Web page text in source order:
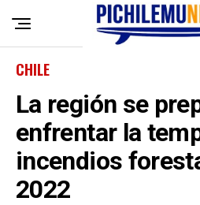
CHILE
La región se
enfrentar la
incendios
2022